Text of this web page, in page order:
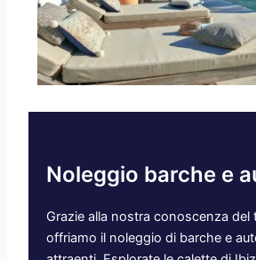
Noleggio barche e
Grazie alla nostra conoscenza del
offriamo il noleggio di barche e